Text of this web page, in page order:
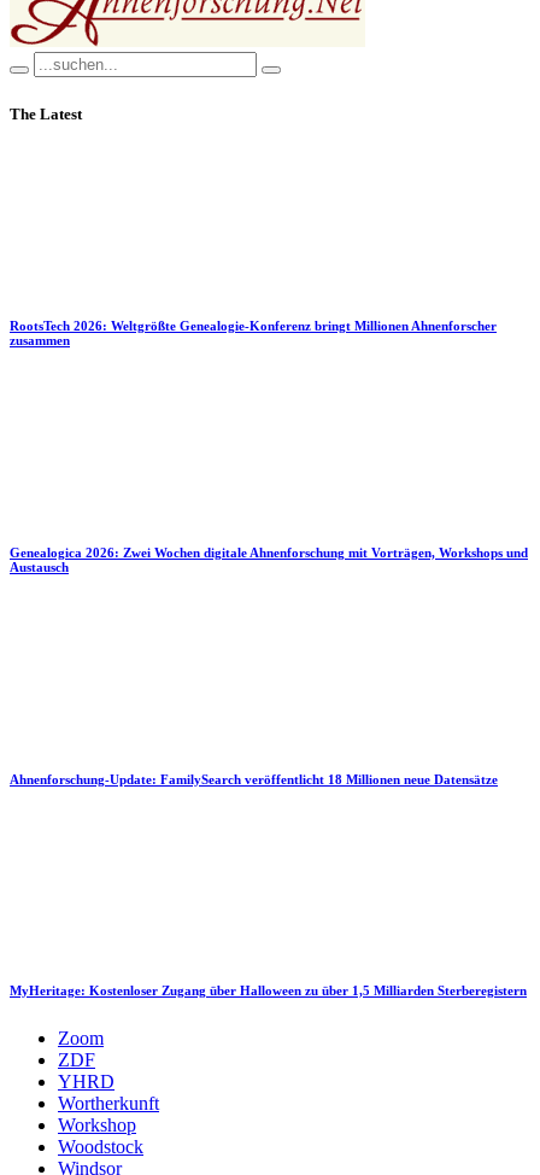
The Latest
RootsTech 2026: Weltgrößte Genealogie-Konferenz bringt Millionen Ahnenforscher
zusammen
Genealogica 2026: Zwei Wochen digitale Ahnenforschung mit Vorträgen, Workshops und
Austausch
Ahnenforschung-Update: FamilySearch veröffentlicht 18 Millionen neue Datensätze
MyHeritage: Kostenloser Zugang über Halloween zu über 1,5 Milliarden Sterberegistern
Zoom
ZDF
YHRD
Wortherkunft
Workshop
Woodstock
Windsor